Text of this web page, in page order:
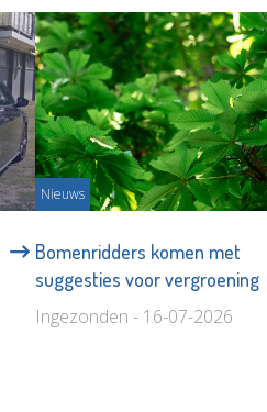
Nieuws
Bomenridders komen met
suggesties voor vergroening
Ingezonden - 16-07-2026